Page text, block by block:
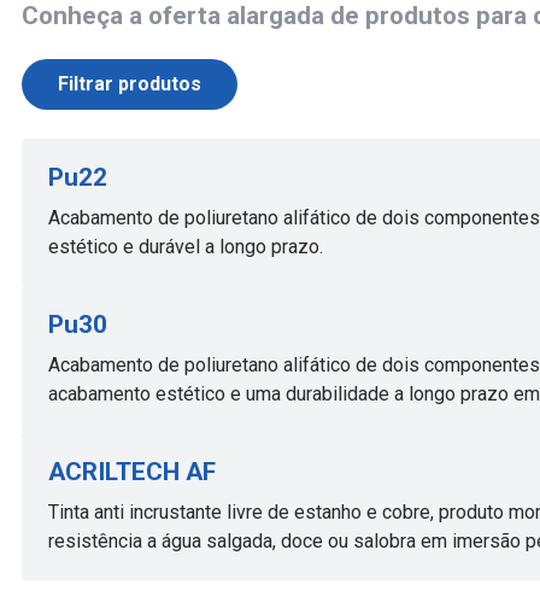
Conheça a oferta alargada de produtos para
Filtrar produtos
Pu22
Acabamento de poliuretano alifático de dois
estético e durável a longo prazo.
Pu30
Acabamento de poliuretano alifático de dois
acabamento estético e uma durabilidade a longo prazo
ACRILTECH AF
Tinta anti incrustante livre de estanho e cobre, produto
resistência a água salgada, doce ou salobra em imersão